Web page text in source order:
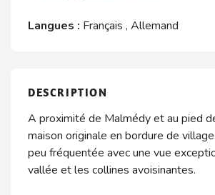
Langues : Français , Allemand
DESCRIPTION
A proximité de Malmédy et au pied
maison originale en bordure de
peu fréquentée avec une vue
vallée et les collines avoisinantes.